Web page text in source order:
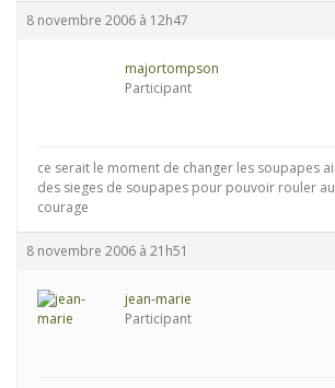
8 novembre 2006 à 12h47
majortompson
Participant
ce serait le moment de changer les soupapes
des sieges de soupapes pour pouvoir rouler
courage
8 novembre 2006 à 21h51
jean-marie
Participant